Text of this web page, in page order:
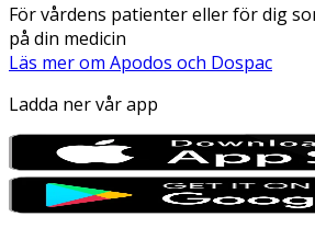
För vårdens patienter eller för dig
på din medicin
Läs mer om Apodos och Dospac
Ladda ner vår app